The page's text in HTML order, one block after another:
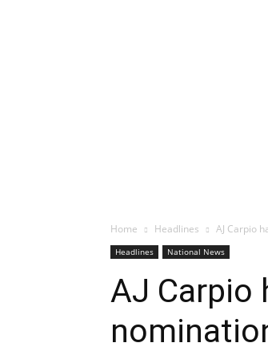
Home Headlines AJ Carpio
Headlines National News
AJ Carpio